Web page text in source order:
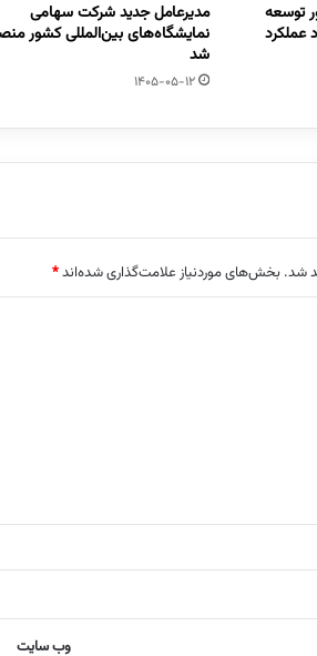
توسعه
عملکرد
مدیرعامل جدید شرکت سهامی
نمایشگاه‌های بین‌المللی کشور
شد
1405-05-12
شد. بخش‌های موردنیاز علامت‌گذاری شده‌اند*
وب‌ سایت